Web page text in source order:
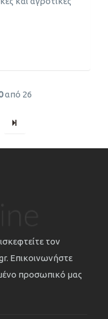
από 26
τον
Επικοινωνήστε
προσωπικό μας